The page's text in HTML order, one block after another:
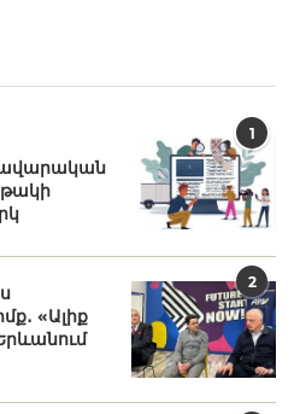
1
2
«Ալիք